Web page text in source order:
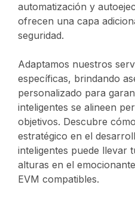
automatización y
ofrecen una capa
seguridad.
Adaptamos nuestros
específicas, brindando
personalizado para
inteligentes se alineen
objetivos. Descubre
estratégico en el
inteligentes puede llevar
alturas en el
EVM compatibles.